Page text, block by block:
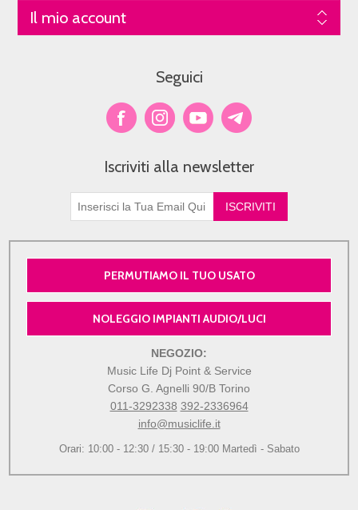
Il mio account
Seguici
Iscriviti alla newsletter
PERMUTIAMO IL TUO USATO
NOLEGGIO IMPIANTI AUDIO/LUCI
NEGOZIO:
Music Life Dj Point & Service
Corso G. Agnelli 90/B Torino
011-3292338 392-2336964
info@musiclife.it
Orari: 10:00 - 12:30 / 15:30 - 19:00 Martedì - Sabato